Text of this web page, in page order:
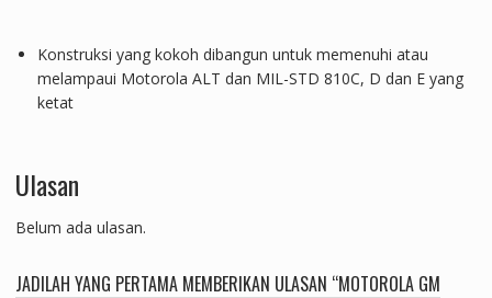
Konstruksi yang kokoh dibangun untuk memenuhi atau
melampaui Motorola ALT dan MIL-STD 810C, D dan E yang
ketat
Ulasan
Belum ada ulasan.
JADILAH YANG PERTAMA MEMBERIKAN ULASAN “MOTOROLA GM